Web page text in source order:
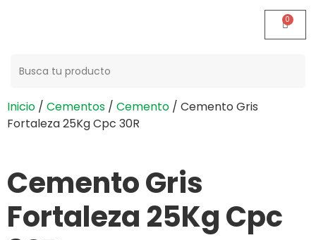
Inicio / Cementos / Cemento / Cemento Gris
Fortaleza 25Kg Cpc 30R
Cemento Gris
Fortaleza 25Kg Cpc